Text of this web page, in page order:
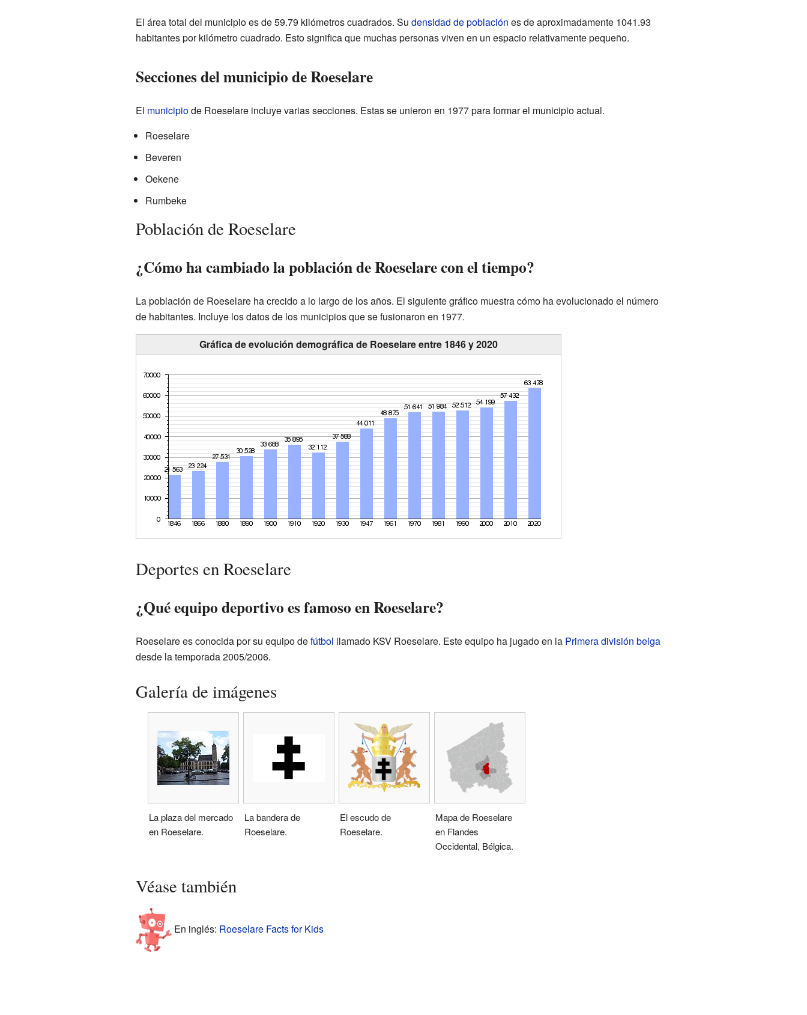
El área total del municipio es de 59.79 kilómetros cuadrados. Su densidad de población es de aproximadamente 1041.93
habitantes por kilómetro cuadrado. Esto significa que muchas personas viven en un espacio relativamente pequeño.
Secciones del municipio de Roeselare
El municipiode Roeselare incluye varias secciones. Estas se unieron en 1977 para formar el municipio actual.
Roeselare
Beveren
Oekene
Rumbeke
Población de Roeselare
¿Cómo ha cambiado la población de Roeselare con el tiempo?
La población de Roeselare ha crecido a lo largo de los años. El siguiente gráfico muestra cómo ha evolucionado el número
de habitantes. Incluye los datos de los municipios que se fusionaron en 1977.
Gráfica de evolución demográfica de Roeselare entre 1846 y 2020
Deportes en Roeselare
¿Qué equipo deportivo es famoso en Roeselare?
Roeselare es conocida por su equipo defútbol llamado KSV Roeselare. Este equipo ha jugado en la Primera división belga
desde la temporada 2005/2006.
Galería de imágenes
La plaza del mercado
en Roeselare.
La bandera de
Roeselare.
El escudo de
Roeselare.
Mapa de Roeselare
en Flandes
Occidental, Bélgica.
Véase también
En inglés: Roeselare Facts for Kids